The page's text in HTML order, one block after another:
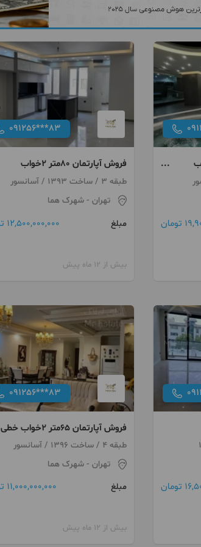
۳خواب
091256***83
فروش آپارتمان ۸۰متر ۲خواب
تراورتن شهرک هما
طبقه 3 / ساخت 1393 / آسانسور
تهران- شهرک هما
مبلغ
12,500,000,000 تومان
بیش از 12 ماه پیش
091256***83
فروش آپارتمان ۶۵متر ۲خواب خطی
رو به آفتاب شهرک هما
طبقه 4 / ساخت 1396 / آسانسور
تهران- شهرک هما
مبلغ
11,000,000,000 تومان
بیش از 12 ماه پیش